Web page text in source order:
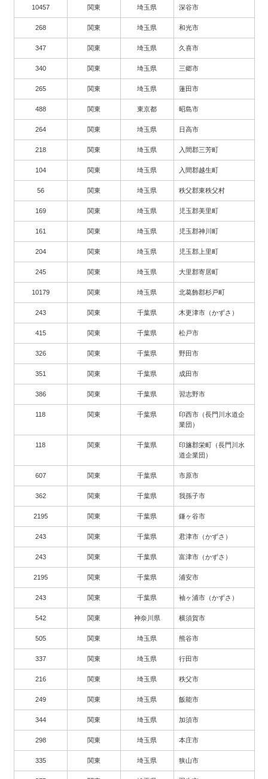
10457 関東 埼玉県 深谷市
268 関東 埼玉県 和光市
347 関東 埼玉県 久喜市
340 関東 埼玉県 三郷市
265 関東 埼玉県 蓮田市
488 関東 東京都 昭島市
264 関東 埼玉県 日高市
218 関東 埼玉県 入間郡三芳町
104 関東 埼玉県 入間郡越生町
56 関東 埼玉県 秩父郡東秩父村
169 関東 埼玉県 児玉郡美里町
161 関東 埼玉県 児玉郡神川町
204 関東 埼玉県 児玉郡上里町
245 関東 埼玉県 大里郡寄居町
10179 関東 埼玉県 北葛飾郡杉戸町
243 関東 千葉県 木更津市（かずさ）
415 関東 千葉県 松戸市
326 関東 千葉県 野田市
351 関東 千葉県 成田市
386 関東 千葉県 習志野市
118 関東 千葉県
印西市（長門川水道企
業団）
118 関東 千葉県
印旛郡栄町（長門川水
道企業団）
607 関東 千葉県 市原市
362 関東 千葉県 我孫子市
2195 関東 千葉県 鎌ヶ谷市
243 関東 千葉県 君津市（かずさ）
243 関東 千葉県 富津市（かずさ）
2195 関東 千葉県 浦安市
243 関東 千葉県 袖ヶ浦市（かずさ）
542 関東 神奈川県 横須賀市
505 関東 埼玉県 熊谷市
337 関東 埼玉県 行田市
216 関東 埼玉県 秩父市
249 関東 埼玉県 飯能市
344 関東 埼玉県 加須市
298 関東 埼玉県 本庄市
335 関東 埼玉県 狭山市